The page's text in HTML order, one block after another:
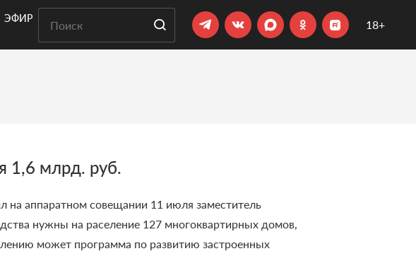
ЭФИР 18+
1,6 млрд. руб.
аппаратном совещании 11 июля заместитель
нужны на раселение 127 многоквартирных домов,
может программа по развитию застроенных